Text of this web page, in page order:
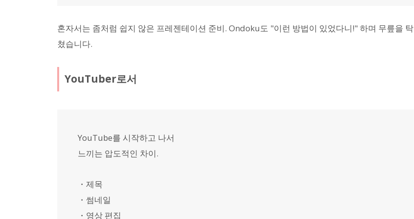
혼자서는 좀처럼 쉽지 않은 프레젠테이션 준비. Ondoku도 "이런 방법이 있었다니!" 하며 무릎을 탁
쳤습니다.
YouTuber로서
YouTube를 시작하고 나서
느끼는 압도적인 차이.
・제목
・썸네일
・영상 편집